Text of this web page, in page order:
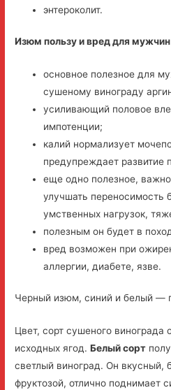
энтероколит.
Изюм пользу и вред для мужчин
основное полезное для
сушеному винограду
усиливающий половое
импотенции;
калий нормализует
предупреждает развитие
еще одно полезное,
улучшать переносимость
умственных нагрузок,
полезным он будет в
вред возможен при
аллергии, диабете, язве.
Черный изюм, синий и белый —
Цвет, сорт сушеного винограда
исходных ягод.Белый сорт
светлый виноград. Он вкусный,
фруктозой, отлично поднимает